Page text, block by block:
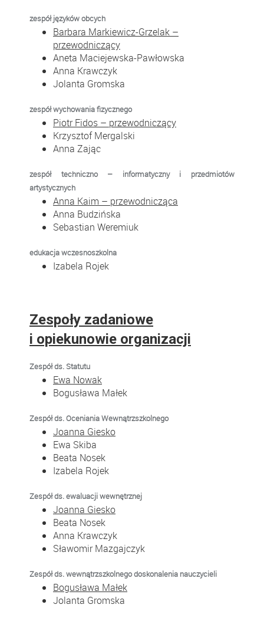
zespół języków obcych
Barbara Markiewicz-Grzelak –
przewodniczący
Aneta Maciejewska-Pawłowska
Anna Krawczyk
Jolanta Gromska
zespół wychowania fizycznego
Piotr Fidos – przewodniczący
Krzysztof Mergalski
Anna Zając
zespół techniczno – informatyczny i przedmiotów
artystycznych
Anna Kaim – przewodnicząca
Anna Budzińska
Sebastian Weremiuk
edukacja wczesnoszkolna
Izabela Rojek
Zespoły zadaniowe
i opiekunowie organizacji
Zespół ds. Statutu
Ewa Nowak
Bogusława Małek
Zespół ds. Oceniania Wewnątrzszkolnego
Joanna Giesko
Ewa Skiba
Beata Nosek
Izabela Rojek
Zespół ds. ewaluacji wewnętrznej
Joanna Giesko
Beata Nosek
Anna Krawczyk
Sławomir Mazgajczyk
Zespół ds. wewnątrzszkolnego doskonalenia nauczycieli
Bogusława Małek
Jolanta Gromska